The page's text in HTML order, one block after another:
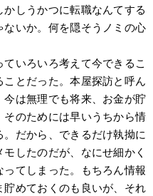
しうかつに転職なんてする
いか。何を隠そうノミの心
いろいろ考えて今できるこ
とだった。本屋探訪と呼ん
は無理でも将来、お金が貯
のためには早いうちから情
だから、できるだけ執拗に
したのだが、なにせ細かく
てしまった。もちろん情報
めておくのも良いが、それ